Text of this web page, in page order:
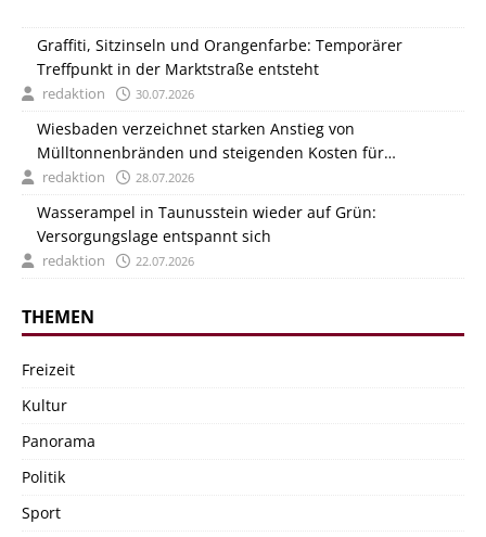
Graffiti, Sitzinseln und Orangenfarbe: Temporärer
Treffpunkt in der Marktstraße entsteht
redaktion 30.07.2026
Wiesbaden verzeichnet starken Anstieg von
Mülltonnenbränden und steigenden Kosten für
Entsorgung
redaktion 28.07.2026
Wasserampel in Taunusstein wieder auf Grün:
Versorgungslage entspannt sich
redaktion 22.07.2026
THEMEN
Freizeit
Kultur
Panorama
Politik
Sport